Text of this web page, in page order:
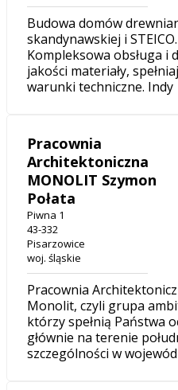
Budowa domów
skandynawskiej i
Kompleksowa obsługa i
jakości materiały,
warunki techniczne. Indy
Pracownia
Architektoniczna
MONOLIT Szymon
Połata
Piwna 1
43-332
Pisarzowice
woj. śląskie
Pracownia
Monolit, czyli grupa
którzy spełnią Państwa
głównie na terenie
szczególności w